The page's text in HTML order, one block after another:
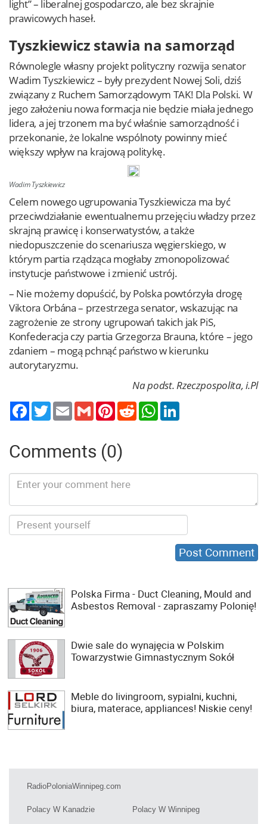
light” – liberalnej gospodarczo, ale bez skrajnie
prawicowych haseł.
Tyszkiewicz stawia na samorząd
Równolegle własny projekt polityczny rozwija senator
Wadim Tyszkiewicz – były prezydent Nowej Soli, dziś
związany z Ruchem Samorządowym TAK! Dla Polski. W
jego założeniu nowa formacja nie będzie miała jednego
lidera, a jej trzonem ma być właśnie samorządność i
przekonanie, że lokalne wspólnoty powinny mieć
większy wpływ na krajową politykę.
Wadim Tyszkiewicz
Celem nowego ugrupowania Tyszkiewicza ma być
przeciwdziałanie ewentualnemu przejęciu władzy przez
skrajną prawicę i konserwatystów, a także
niedopuszczenie do scenariusza węgierskiego, w
którym partia rządząca mogłaby zmonopolizować
instytucje państwowe i zmienić ustrój.
– Nie możemy dopuścić, by Polska powtórzyła drogę
Viktora Orbána – przestrzega senator, wskazując na
zagrożenie ze strony ugrupowań takich jak PiS,
Konfederacja czy partia Grzegorza Brauna, które – jego
zdaniem – mogą pchnąć państwo w kierunku
autorytaryzmu.
Na podst. Rzeczpospolita, i.Pl
TwitterEmail Gmail PinterestReddit WhatsApp
Comments (0)
Polska Firma - Duct Cleaning, Mould and
Asbestos Removal - zapraszamy Polonię!
Dwie sale do wynajęcia w Polskim
Towarzystwie Gimnastycznym Sokół
Meble do livingroom, sypialni, kuchni,
biura, materace, appliances! Niskie ceny!
RadioPoloniaWinnipeg.com
Polacy W Kanadzie Polacy W Winnipeg